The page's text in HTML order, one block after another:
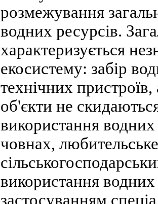
розмежування
водних ресурсів.
характеризується
екосистему: забір
технічних
об'єкти не
використання
човнах,
використання водних
застосуванням